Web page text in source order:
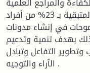
الأساسية في إنشاءها، أما النسبة المتبقية بـ 23% من أفراد
في إنشاء مدونات
بهدف تنمية وتدعيم
التفاعل وتبادل
الآراء والتوجيه .